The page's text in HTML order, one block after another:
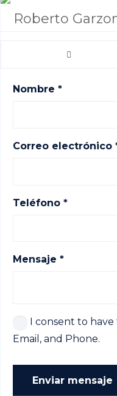
Roberto
Nombre *
Correo electrónico
Teléfono *
Mensaje *
I consent to
Email, and Phone.
Enviar mensaje